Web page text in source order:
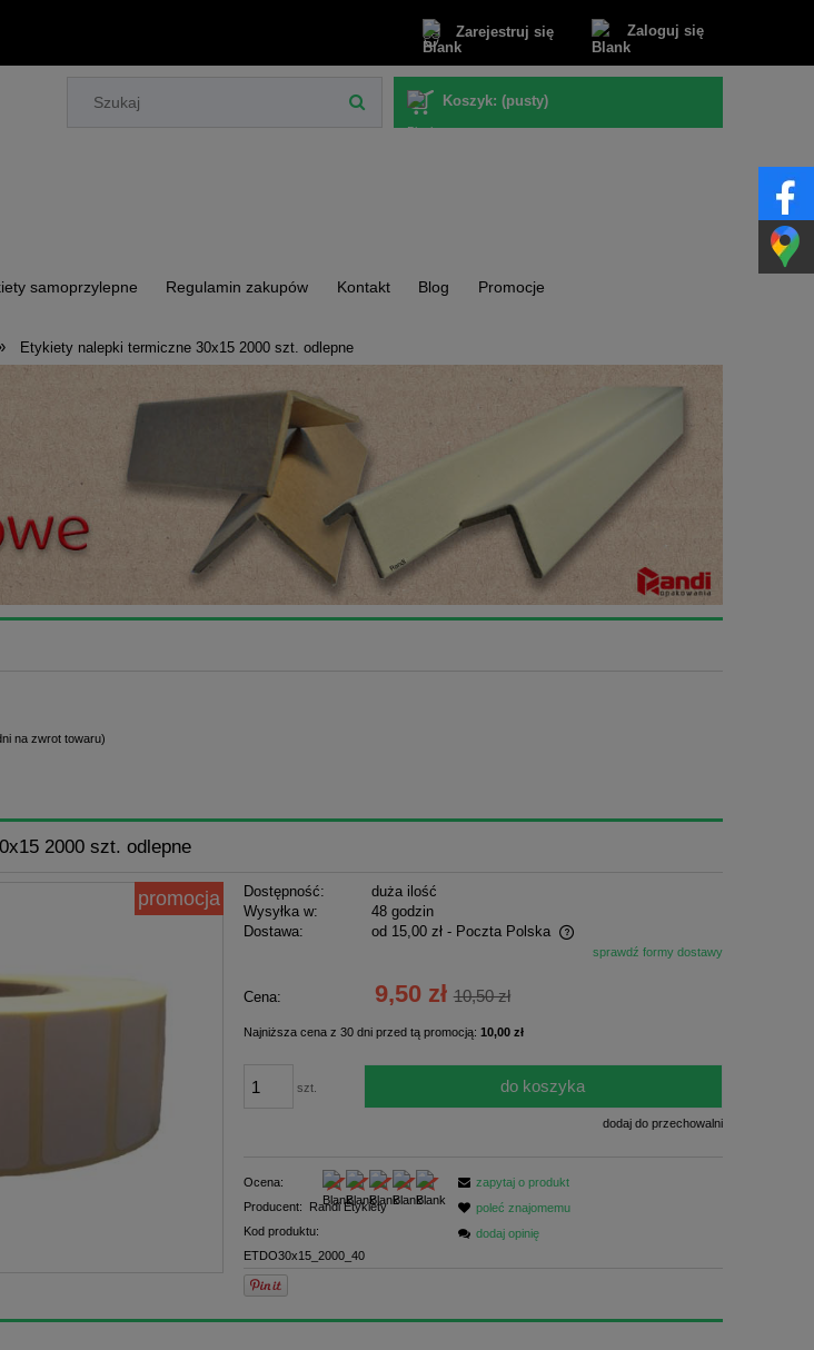
Zarejestruj się Zaloguj się
Koszyk: (pusty)
samoprzylepne Regulamin zakupów Kontakt Blog Promocje
Etykiety nalepki termiczne 30x15 2000 szt. odlepne
na zwrot towaru)
2000 szt. odlepne
promocja Dostępność:
duża ilość
Wysyłka w:
48 godzin
Dostawa:
od 15,00 zł - Poczta Polska
Cena nie zawiera ewentualnych kosztów
płatności
sprawdź formy dostawy
Cena: 9,50 zł 10,50 zł
Najniższa cena z 30 dni przed tą promocją:10,00 zł
szt. do koszyka
dodaj do przechowalni
Ocena:
Producent:
Randi Etykiety
Kod produktu:
ETDO30x15_2000_40
zapytaj o produkt
poleć znajomemu
dodaj opinię